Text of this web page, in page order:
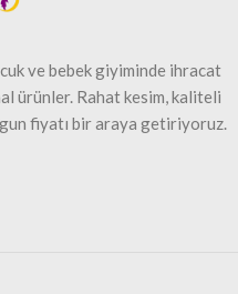
ve bebek giyiminde ihracat
ürünler. Rahat kesim, kaliteli
fiyatı bir araya getiriyoruz.